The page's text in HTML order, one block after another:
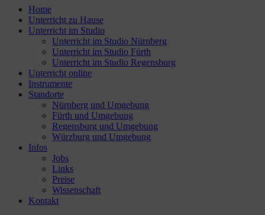
Home
Unterricht zu Hause
Unterricht im Studio
Unterricht im Studio Nürnberg
Unterricht im Studio Fürth
Unterricht im Studio Regensburg
Unterricht online
Instrumente
Standorte
Nürnberg und Umgebung
Fürth und Umgebung
Regensburg und Umgebung
Würzburg und Umgebung
Infos
Jobs
Links
Preise
Wissenschaft
Kontakt